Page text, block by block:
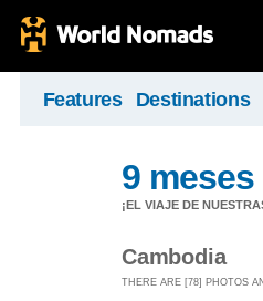
Features Destinations
9
¡EL VIAJE DE
Cambodia
THERE ARE [78] PHOTOS